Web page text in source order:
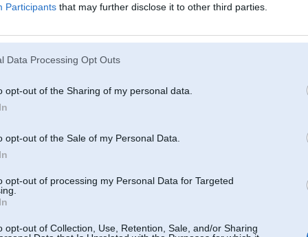
Participants that may further disclose it to other third parties.
Data Processing Opt Outs
opt-out of the Sharing of my personal data.
opt-out of the Sale of my Personal Data.
opt-out of processing my Personal Data for Targeted
opt-out of Collection, Use, Retention, Sale, and/or Sharing
2012, 17:10
16:53
16:50
ar šo daudzo gadu kopābūšanu.
15:56